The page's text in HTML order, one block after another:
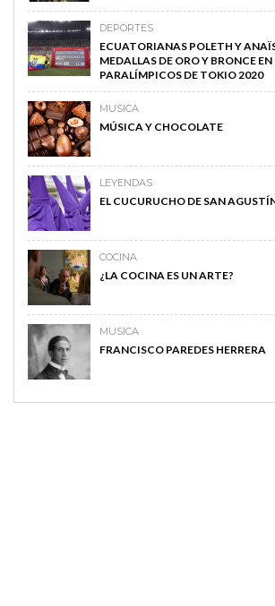
DEPORTES
ECUATORIANAS POLETH Y
MEDALLAS DE ORO Y BRONCE EN
PARALÍMPICOS DE TOKIO 2020
MUSICA
MÚSICA Y CHOCOLATE
LEYENDAS
EL CUCURUCHO DE SAN
COCINA
¿LA COCINA ES UN ARTE?
MUSICA
FRANCISCO PAREDES HERRERA